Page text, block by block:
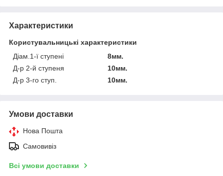
Характеристики
Користувальницькі характеристики
Діам.1-ї ступені
8мм.
Д-р 2-й ступеня
10мм.
Д-р 3-го ступ.
10мм.
Умови доставки
Нова Пошта
Самовивіз
Всі умови доставки